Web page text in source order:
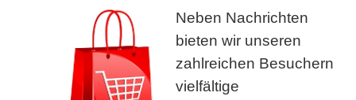
Neben Nachrichten
bieten wir unseren
zahlreichen Besuchern
vielfältige